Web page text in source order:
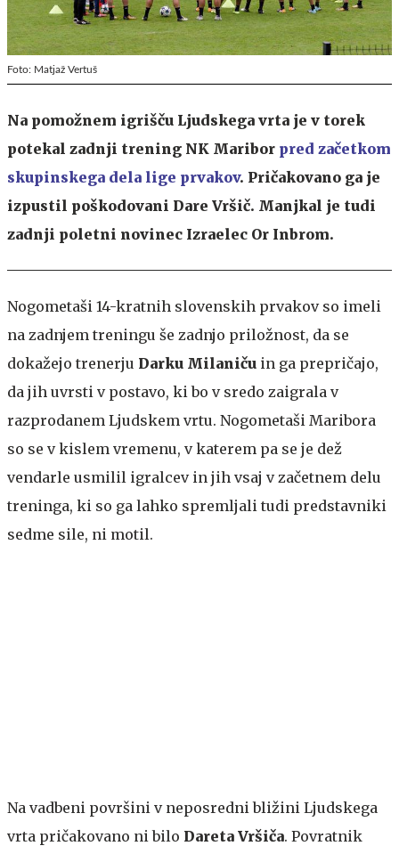
Foto: Matjaž Vertuš
Na pomožnem igrišču Ljudskega vrta je v torek
potekal zadnji trening NK Maribor pred začetkom
skupinskega dela lige prvakov. Pričakovano ga je
izpustil poškodovani Dare Vršič. Manjkal je tudi
zadnji poletni novinec Izraelec Or Inbrom.
Nogometaši 14-kratnih slovenskih prvakov so imeli
na zadnjem treningu še zadnjo priložnost, da se
dokažejo trenerju Darku Milaniču in ga prepričajo,
da jih uvrsti v postavo, ki bo v sredo zaigrala v
razprodanem Ljudskem vrtu. Nogometaši Maribora
so se v kislem vremenu, v katerem pa se je dež
vendarle usmilil igralcev in jih vsaj v začetnem delu
treninga, ki so ga lahko spremljali tudi predstavniki
sedme sile, ni motil.
Na vadbeni površini v neposredni bližini Ljudskega
vrta pričakovano ni bilo Dareta Vršiča. Povratnik